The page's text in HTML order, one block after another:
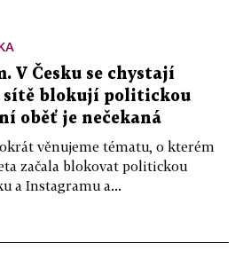
V Česku se chystají
sítě blokují politickou
oběť je nečekaná
věnujeme tématu, o kterém
začala blokovat politickou
a Instagramu a...